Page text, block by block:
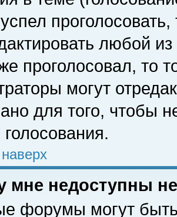
любой
проголосовал, то
могут
для того, чтобы
мне недоступны
форумы могут